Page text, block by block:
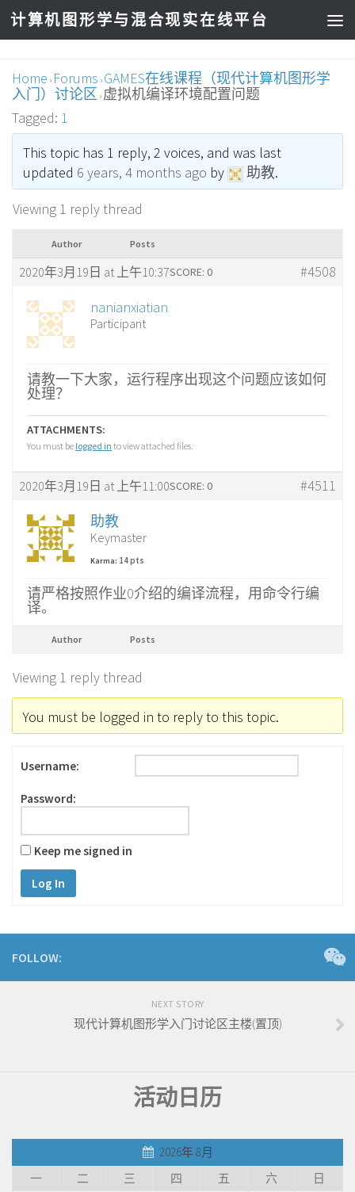
计算机图形学与混合现实在线平台
Home › Forums › GAMES在线课程（现代计算机图形学
入门）讨论区 › 虚拟机编译环境配置问题
Tagged: 1
This topic has 1 reply, 2 voices, and was last
updated 6 years, 4 months ago by 助教.
Viewing 1 reply thread
Author Posts
2020年3月19日 at 上午10:37 #4508
SCORE: 0
nanianxiatian
Participant
请教一下大家，运行程序出现这个问题应该如何
处理？
ATTACHMENTS:
You must be logged in to view attached files.
2020年3月19日 at 上午11:00 #4511
SCORE: 0
助教
Keymaster
Karma: 14 pts
请严格按照作业0介绍的编译流程，用命令行编
译。
Author Posts
Viewing 1 reply thread
You must be logged in to reply to this topic.
Username:
Password:
Keep me signed in
Log In
FOLLOW:
NEXT STORY
现代计算机图形学入门讨论区主楼(置顶)
活动日历
2026年 8月
一
二 三 四 五 六
日